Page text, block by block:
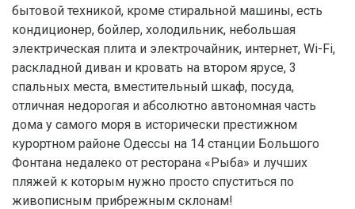
бытовой техникой, кроме стиральной машины, есть
кондиционер, бойлер, холодильник, небольшая
электрическая плита и электрочайник, интернет, Wi-Fi,
раскладной диван и кровать на втором ярусе, 3
спальных места, вместительный шкаф, посуда,
отличная недорогая и абсолютно автономная часть
дома у самого моря в исторически престижном
курортном районе Одессы на 14 станции Большого
Фонтана недалеко от ресторана «Рыба» и лучших
пляжей к которым нужно просто спуститься по
живописным прибрежным склонам!